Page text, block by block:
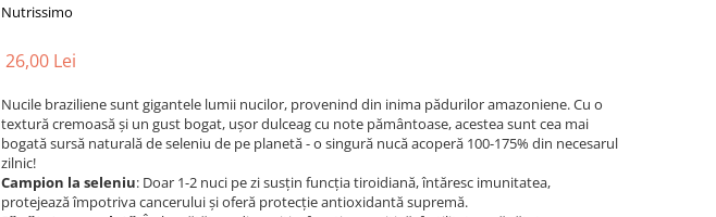
Nutrissimo
26,00 Lei
Nucile braziliene sunt gigantele lumii nucilor, provenind din inima pădurilor amazoniene. Cu o
textură cremoasă și un gust bogat, ușor dulceag cu note pământoase, acestea sunt cea mai
bogată sursă naturală de seleniu de pe planetă - o singură nucă acoperă 100-175% din necesarul
zilnic!
Campion la seleniu: Doar 1-2 nuci pe zi susțin funcția tiroidiană, întăresc imunitatea,
protejează împotriva cancerului și oferă protecție antioxidantă supremă.